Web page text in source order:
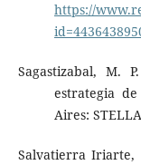
https://
Sagastizabal, M.
estrategia
Aires:
Salvatierra Iriarte,